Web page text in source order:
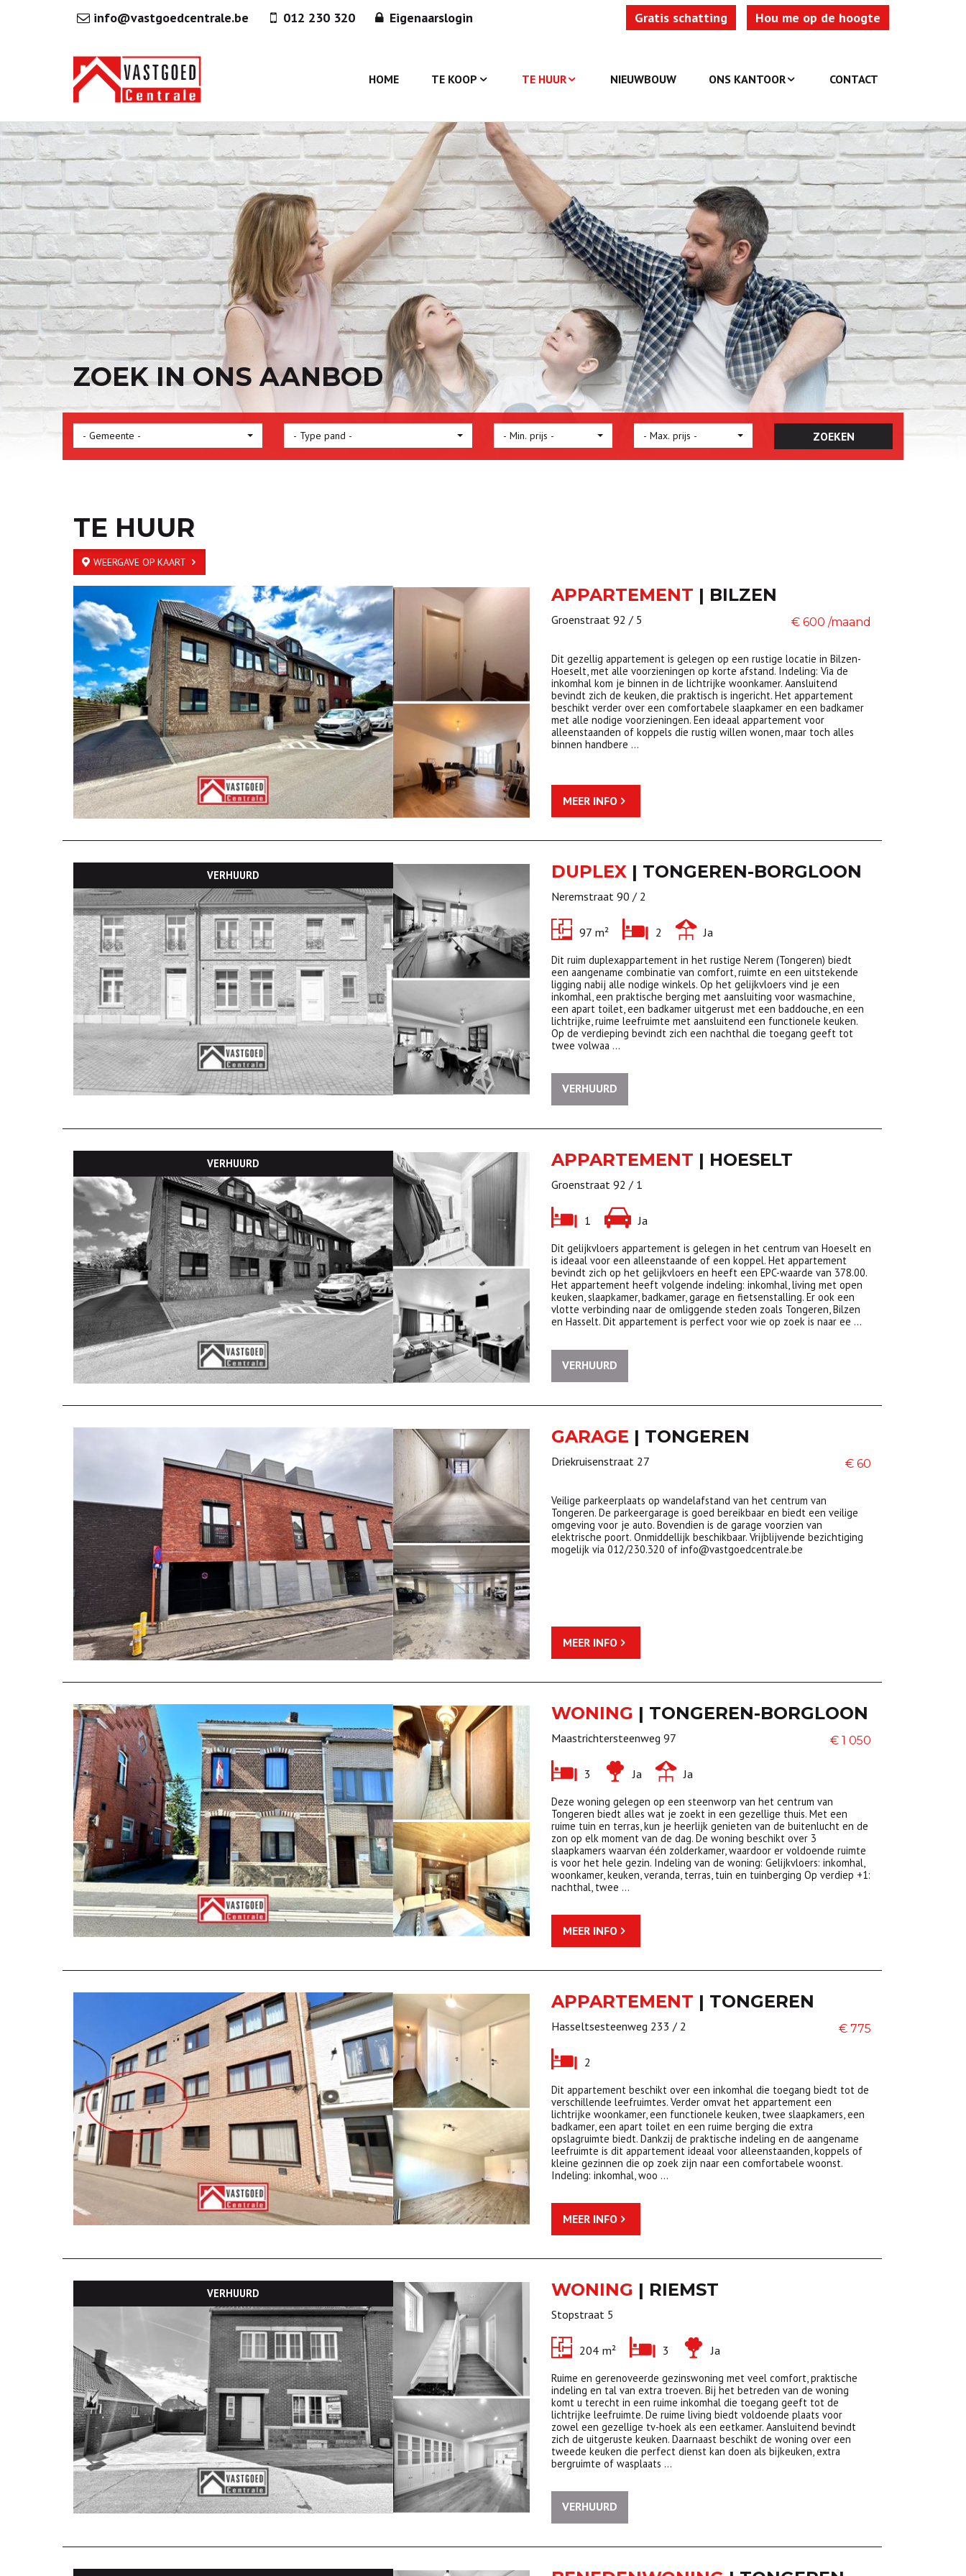
info@vastgoedcentrale.be 012 230 320 Eigenaarslogin Gratis schatting Hou me op de hoogte
HOME TE KOOP TE HUUR NIEUWBOUW ONS KANTOOR CONTACT
ZOEK IN ONS AANBOD
- Gemeente - - Type pand - - Min. prijs - - Max. prijs - ZOEKEN
TE HUUR
WEERGAVE OP KAART
APPARTEMENT | BILZEN
Groenstraat 92 / 5 € 600 /maand
Dit gezellig appartement is gelegen op een rustige locatie in Bilzen-
Hoeselt, met alle voorzieningen op korte afstand. Indeling: Via de
inkomhal kom je binnen in de lichtrijke woonkamer. Aansluitend
bevindt zich de keuken, die praktisch is ingericht. Het appartement
beschikt verder over een comfortabele slaapkamer en een badkamer
met alle nodige voorzieningen. Een ideaal appartement voor
alleenstaanden of koppels die rustig willen wonen, maar toch alles
binnen handbere …
MEER INFO
VERHUURD DUPLEX | TONGEREN-BORGLOON
Neremstraat 90 / 2
97 m² 2 Ja
Dit ruim duplexappartement in het rustige Nerem (Tongeren) biedt
een aangename combinatie van comfort, ruimte en een uitstekende
ligging nabij alle nodige winkels. Op het gelijkvloers vind je een
inkomhal, een praktische berging met aansluiting voor wasmachine,
een apart toilet, een badkamer uitgerust met een baddouche, en een
lichtrijke, ruime leefruimte met aansluitend een functionele keuken.
Op de verdieping bevindt zich een nachthal die toegang geeft tot
twee volwaa …
VERHUURD
VERHUURD APPARTEMENT | HOESELT
Groenstraat 92 / 1
1 Ja
Dit gelijkvloers appartement is gelegen in het centrum van Hoeselt en
is ideaal voor een alleenstaande of een koppel. Het appartement
bevindt zich op het gelijkvloers en heeft een EPC-waarde van 378.00.
Het appartement heeft volgende indeling: inkomhal, living met open
keuken, slaapkamer, badkamer, garage en fietsenstalling. Er ook een
vlotte verbinding naar de omliggende steden zoals Tongeren, Bilzen
en Hasselt. Dit appartement is perfect voor wie op zoek is naar ee …
VERHUURD
GARAGE | TONGEREN
Driekruisenstraat 27 € 60
Veilige parkeerplaats op wandelafstand van het centrum van
Tongeren. De parkeergarage is goed bereikbaar en biedt een veilige
omgeving voor je auto. Bovendien is de garage voorzien van
elektrische poort. Onmiddellijk beschikbaar. Vrijblijvende bezichtiging
mogelijk via 012/230.320 of info@vastgoedcentrale.be
MEER INFO
WONING | TONGEREN-BORGLOON
Maastrichtersteenweg 97 € 1 050
3 Ja Ja
Deze woning gelegen op een steenworp van het centrum van
Tongeren biedt alles wat je zoekt in een gezellige thuis. Met een
ruime tuin en terras, kun je heerlijk genieten van de buitenlucht en de
zon op elk moment van de dag. De woning beschikt over 3
slaapkamers waarvan één zolderkamer, waardoor er voldoende ruimte
is voor het hele gezin. Indeling van de woning: Gelijkvloers: inkomhal,
woonkamer, keuken, veranda, terras, tuin en tuinberging Op verdiep +1:
nachthal, twee …
MEER INFO
APPARTEMENT | TONGEREN
Hasseltsesteenweg 233 / 2 € 775
2
Dit appartement beschikt over een inkomhal die toegang biedt tot de
verschillende leefruimtes. Verder omvat het appartement een
lichtrijke woonkamer, een functionele keuken, twee slaapkamers, een
badkamer, een apart toilet en een ruime berging die extra
opslagruimte biedt. Dankzij de praktische indeling en de aangename
leefruimte is dit appartement ideaal voor alleenstaanden, koppels of
kleine gezinnen die op zoek zijn naar een comfortabele woonst.
Indeling: inkomhal, woo …
MEER INFO
VERHUURD WONING | RIEMST
Stopstraat 5
204 m² 3 Ja
Ruime en gerenoveerde gezinswoning met veel comfort, praktische
indeling en tal van extra troeven. Bij het betreden van de woning
komt u terecht in een ruime inkomhal die toegang geeft tot de
lichtrijke leefruimte. De ruime living biedt voldoende plaats voor
zowel een gezellige tv-hoek als een eetkamer. Aansluitend bevindt
zich de uitgeruste keuken. Daarnaast beschikt de woning over een
tweede keuken die perfect dienst kan doen als bijkeuken, extra
bergruimte of wasplaats …
VERHUURD